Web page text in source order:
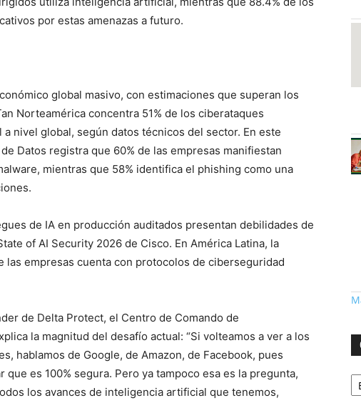
por estas amenazas a futuro.
global masivo, con estimaciones que superan los
Norteamérica concentra 51% de los ciberataques
nivel global, según datos técnicos del sector. En este
Datos registra que 60% de las empresas manifiestan
mientras que 58% identifica el phishing como una
de IA en producción auditados presentan debilidades de
of AI Security 2026 de Cisco. En América Latina, la
las empresas cuenta con protocolos de ciberseguridad
de Delta Protect, el Centro de Comando de
la magnitud del desafío actual: “Si volteamos a ver a los
hablamos de Google, de Amazon, de Facebook, pues
es 100% segura. Pero ya tampoco esa es la pregunta,
los avances de inteligencia artificial que tenemos,